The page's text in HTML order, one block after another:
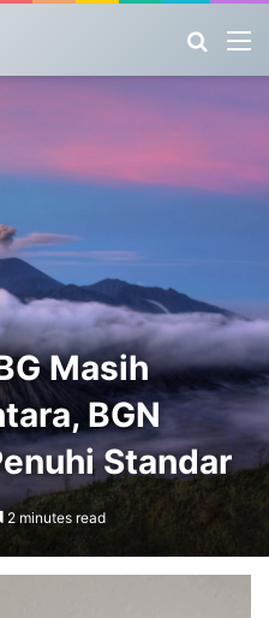
Masih
BGN
Standar
2 minutes read